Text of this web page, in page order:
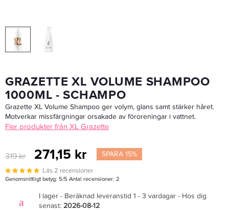
GRAZETTE XL VOLUME SHAMPOO
1000ML - SCHAMPO
Grazette XL Volume Shampoo ger volym, glans samt stärker håret.
Motverkar missfärgningar orsakade av föroreningar i vattnet.
Fler produkter från XL Grazette
319 kr 271,15 kr SPARA 15%
Läs 2 recensioner
Genomsnittligt betyg: 5/5 Antal recensioner: 2
I lager - Beräknad leveranstid 1 - 3 vardagar - Hos dig
senast: 2026-08-12